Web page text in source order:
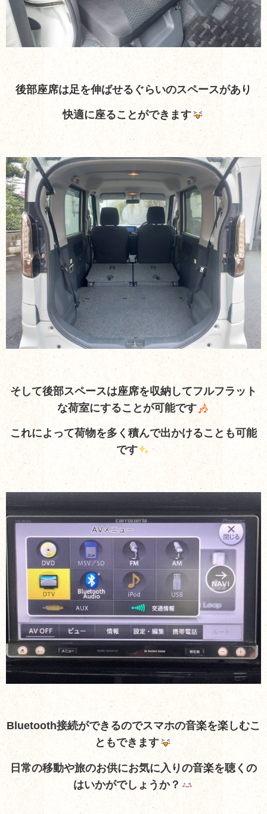
後部座席は足を伸ばせるぐらいのスペースがあり
快適に座ることができます
そして後部スペースは座席を収納してフルフラット
な荷室にすることが可能です
これによって荷物を多く積んで出かけることも可能
です
Bluetooth接続ができるのでスマホの音楽を楽しむこ
ともできます
日常の移動や旅のお供にお気に入りの音楽を聴くの
はいかがでしょうか？